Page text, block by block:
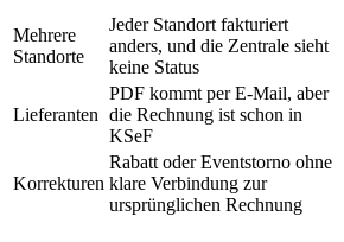
Mehrere
Standorte
Jeder Standort fakturiert
anders, und die Zentrale sieht
keine Status
Lieferanten
PDF kommt per E-Mail, aber
die Rechnung ist schon in
KSeF
Korrekturen
Rabatt oder Eventstorno ohne
klare Verbindung zur
ursprünglichen Rechnung